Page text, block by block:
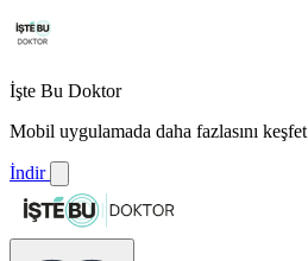
İşte Bu Doktor
Mobil uygulamada daha fazlasını keşfet
İndir